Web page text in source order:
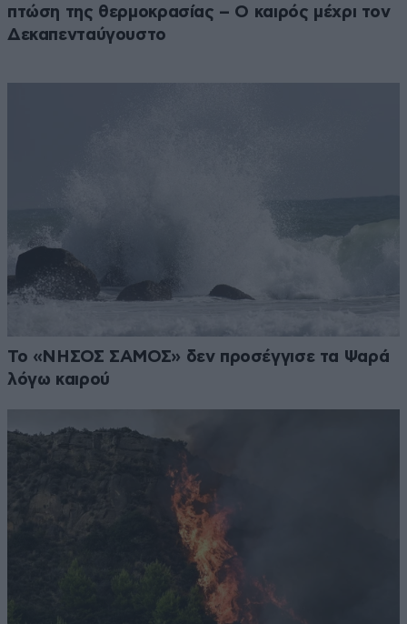
πτώση της θερμοκρασίας – O καιρός μέχρι τον
Δεκαπενταύγουστο
Το «ΝΗΣΟΣ ΣΑΜΟΣ» δεν προσέγγισε τα Ψαρά
λόγω καιρού